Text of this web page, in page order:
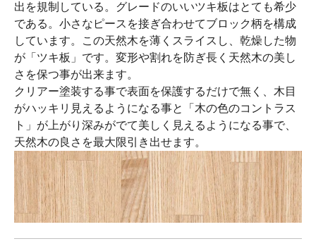
出を規制している。グレードのいいツキ板はとても希少
である。小さなピースを接ぎ合わせてブロック柄を構成
しています。この天然木を薄くスライスし、乾燥した物
が「ツキ板」です。変形や割れを防ぎ長く天然木の美し
さを保つ事が出来ます。
クリアー塗装する事で表面を保護するだけで無く、木目
がハッキリ見えるようになる事と「木の色のコントラス
ト」が上がり深みがでて美しく見えるようになる事で、
天然木の良さを最大限引き出せます。